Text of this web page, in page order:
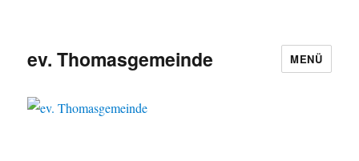
ev. Thomasgemeinde MENÜ